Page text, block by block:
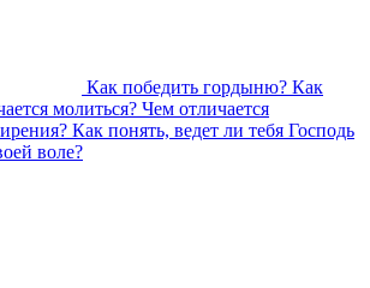
Как победить гордыню? Как
молиться? Чем отличается
Как понять, ведет ли тебя Господь
воле?